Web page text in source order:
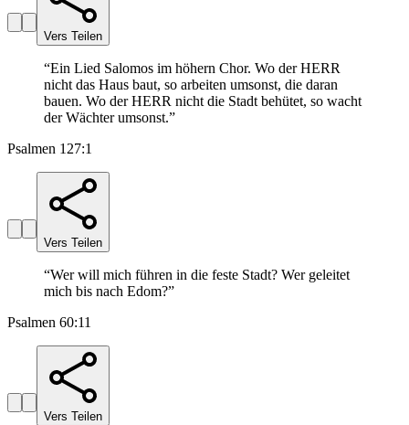
Vers Teilen
“Ein Lied Salomos im höhern Chor. Wo der HERR
nicht das Haus baut, so arbeiten umsonst, die daran
bauen. Wo der HERR nicht die Stadt behütet, so wacht
der Wächter umsonst.”
Psalmen 127:1
Vers Teilen
“Wer will mich führen in die feste Stadt? Wer geleitet
mich bis nach Edom?”
Psalmen 60:11
Vers Teilen